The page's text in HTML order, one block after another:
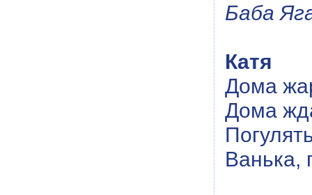
Баба
Катя
Дома
Дома
Ванька,